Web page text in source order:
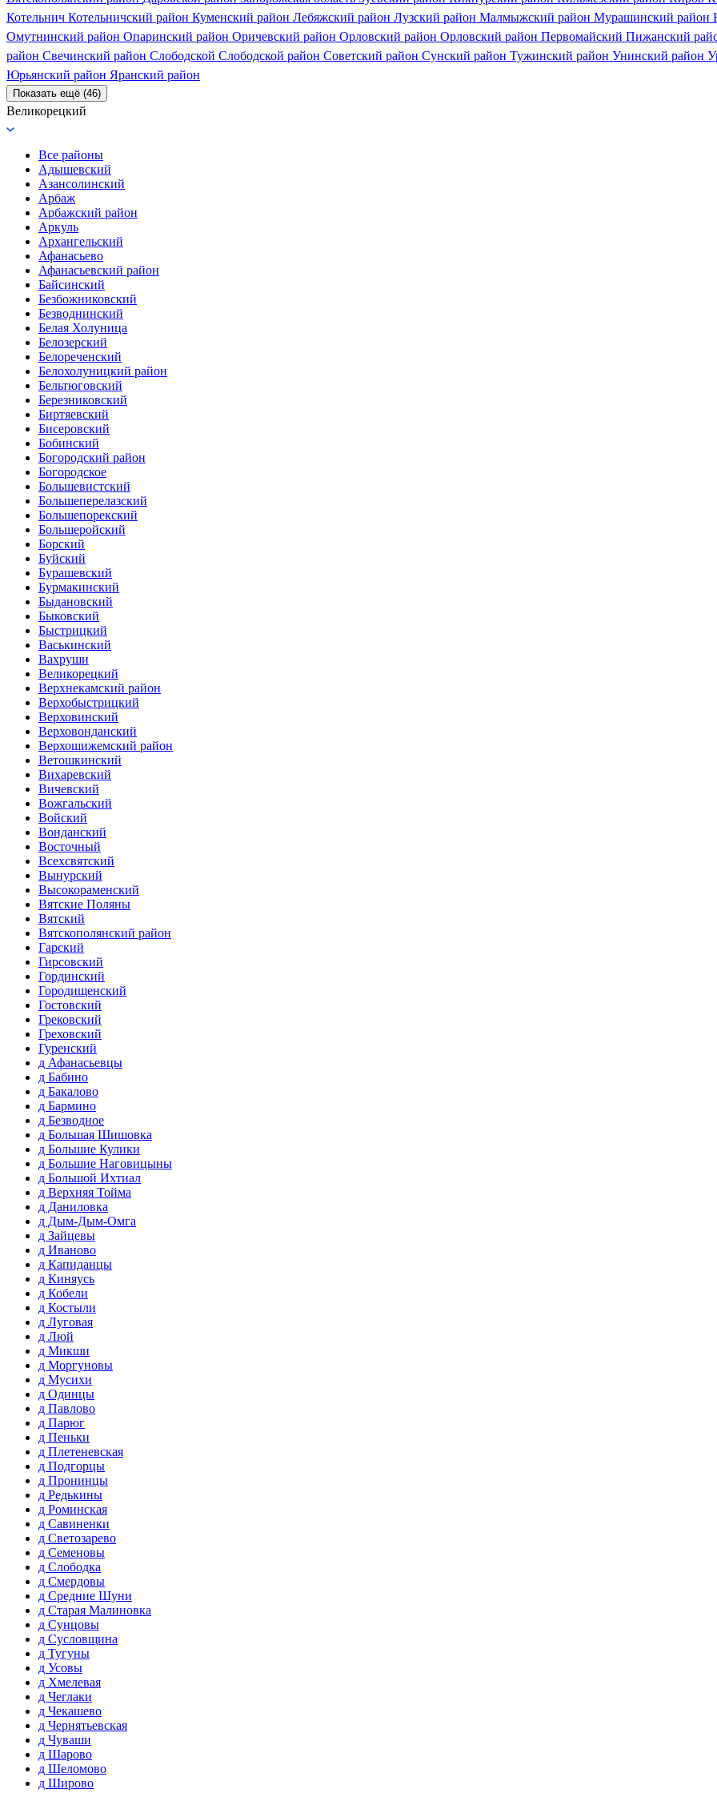
Котельнич Котельничский район Куменский район Лебяжский район Лузский район Малмыжский район Мурашинский район
Омутнинский район Опаринский район Оричевский район Орловский район Орловский район Первомайский Пижанский
район Свечинский район Слободской Слободской район Советский район Сунский район Тужинский район Унинский район
Юрьянский район Яранский район
Показать ещё (46)
Великорецкий
Все районы
Адышевский
Азансолинский
Арбаж
Арбажский район
Аркуль
Архангельский
Афанасьево
Афанасьевский район
Байсинский
Безбожниковский
Безводнинский
Белая Холуница
Белозерский
Белореченский
Белохолуницкий район
Бельтюговский
Березниковский
Биртяевский
Бисеровский
Бобинский
Богородский район
Богородское
Большевистский
Большеперелазский
Большепорекский
Большеройский
Борский
Буйский
Бурашевский
Бурмакинский
Быдановский
Быковский
Быстрицкий
Васькинский
Вахруши
Великорецкий
Верхнекамский район
Верхобыстрицкий
Верховинский
Верховонданский
Верхошижемский район
Ветошкинский
Вихаревский
Вичевский
Вожгальский
Войский
Вонданский
Восточный
Всехсвятский
Вынурский
Высокораменский
Вятские Поляны
Вятский
Вятскополянский район
Гарский
Гирсовский
Гординский
Городищенский
Гостовский
Грековский
Греховский
Гуренский
д Афанасьевцы
д Бабино
д Бакалово
д Бармино
д Безводное
д Большая Шишовка
д Большие Кулики
д Большие Наговицыны
д Большой Ихтиал
д Верхняя Тойма
д Даниловка
д Дым-Дым-Омга
д Зайцевы
д Иваново
д Капиданцы
д Киняусь
д Кобели
д Костыли
д Луговая
д Люй
д Микши
д Моргуновы
д Мусихи
д Одинцы
д Павлово
д Парюг
д Пеньки
д Плетеневская
д Подгорцы
д Пронинцы
д Редькины
д Роминская
д Савиненки
д Светозарево
д Семеновы
д Слободка
д Смердовы
д Средние Шуни
д Старая Малиновка
д Сунцовы
д Сусловщина
д Тугуны
д Усовы
д Хмелевая
д Чеглаки
д Чекашево
д Чернятьевская
д Чуваши
д Шарово
д Шеломово
д Широво